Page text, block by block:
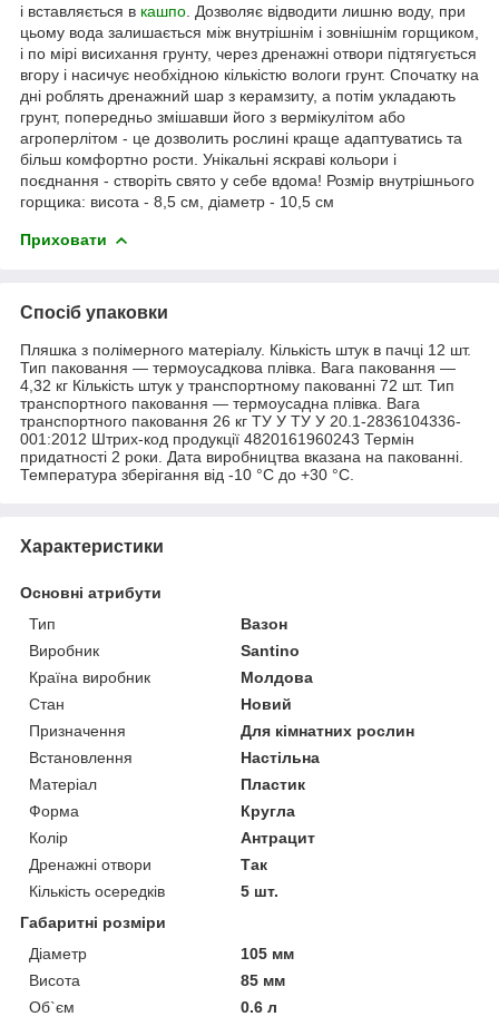
і вставляється в кашпо . Дозволяє відводити лишню воду, при
цьому вода залишається між внутрішнім і зовнішнім горщиком,
і по мірі висихання грунту, через дренажні отвори підтягується
вгору і насичує необхідною кількістю вологи грунт. Спочатку на
дні роблять дренажний шар з керамзиту, а потім укладають
грунт, попередньо змішавши його з вермікулітом або
агроперлітом - це дозволить рослині краще адаптуватись та
більш комфортно рости. Унікальні яскраві кольори і
поєднання - створіть свято у себе вдома! Розмір внутрішнього
горщика: висота - 8,5 см, діаметр - 10,5 см
Приховати
Спосіб упаковки
Пляшка з полімерного матеріалу. Кількість штук в пачці 12 шт.
Тип паковання — термоусадкова плівка. Вага паковання —
4,32 кг Кількість штук у транспортному пакованні 72 шт. Тип
транспортного паковання — термоусадна плівка. Вага
транспортного паковання 26 кг ТУ У ТУ У 20.1-2836104336-
001:2012 Штрих-код продукції 4820161960243 Термін
придатності 2 роки. Дата виробництва вказана на пакованні.
Температура зберігання від -10 °C до +30 °C.
Характеристики
Основні атрибути
Тип
Вазон
Виробник
Santino
Країна виробник
Молдова
Стан
Новий
Призначення
Для кімнатних рослин
Встановлення
Настільна
Матеріал
Пластик
Форма
Кругла
Колір
Антрацит
Дренажні отвори
Так
Кількість осередків
5 шт.
Габаритні розміри
Діаметр
105 мм
Висота
85 мм
Об`єм
0.6 л